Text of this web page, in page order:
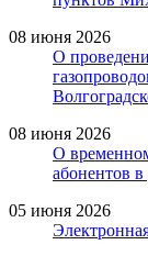
08 июня 2026
О
08 июня 2026
О
абонентов
05 июня 2026